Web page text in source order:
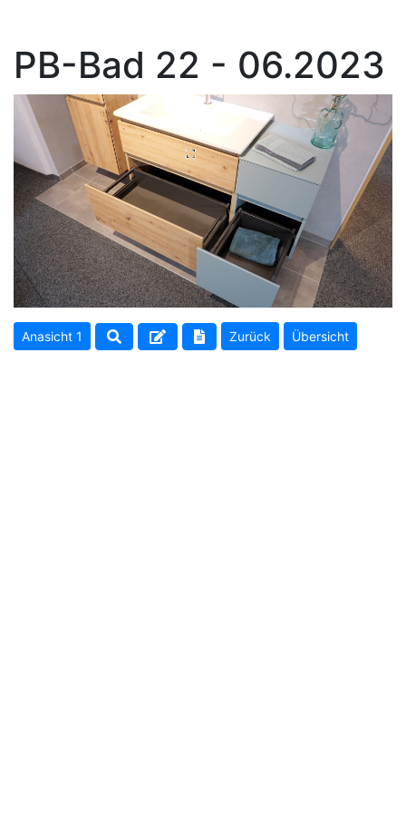
PB-Bad 22 - 06.2023
Anasicht 1 Zurück Übersicht